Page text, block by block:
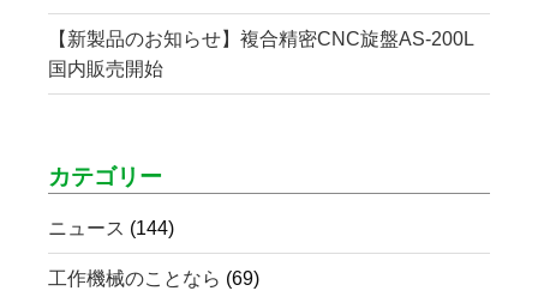
【新製品のお知らせ】複合精密CNC旋盤AS-200L
国内販売開始
カテゴリー
ニュース (144)
工作機械のことなら (69)